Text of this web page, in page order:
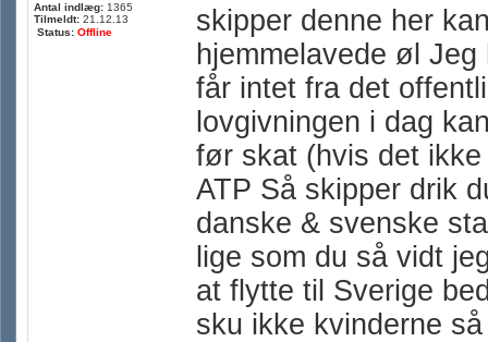
Antal indlæg: 1365
Tilmeldt: 21.12.13
Status: Offline
skipper denne her
hjemmelavede øl
får intet fra det
lovgivningen i dag
før skat (hvis det
ATP Så skipper drik
danske & svenske
lige som du så vidt
at flytte til Sverige
sku ikke kvinderne